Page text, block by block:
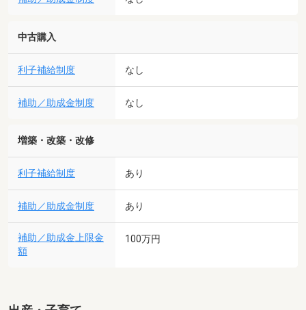
中古購入
利子補給制度 なし
補助／助成金制度 なし
増築・改築・改修
利子補給制度 あり
補助／助成金制度 あり
補助／助成金上限金
額
100万円